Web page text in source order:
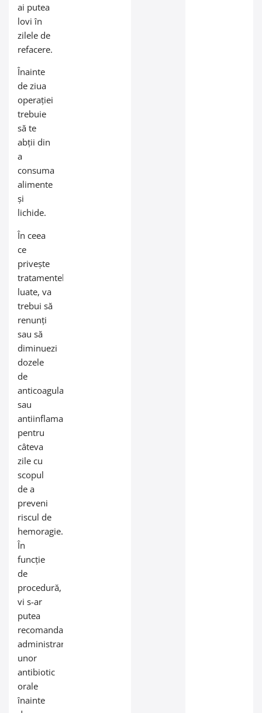
ai putea
lovi în
zilele de
refacere.
Înainte
de ziua
operației
trebuie
să te
abții din
a
consuma
alimente
și
lichide.
În ceea
ce
privește
tratamentele
luate, va
trebui să
renunți
sau să
diminuezi
dozele
de
anticoagulante
sau
antiinflamatorii
pentru
câteva
zile cu
scopul
de a
preveni
riscul de
hemoragie.
În
funcție
de
procedură,
vi s-ar
putea
recomanda
administrarea
unor
antibiotic
orale
înainte